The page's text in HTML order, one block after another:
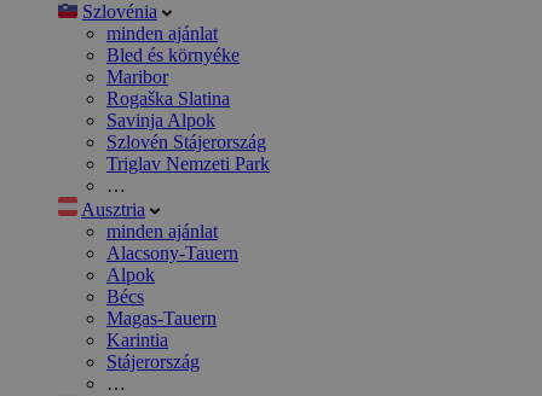
Szlovénia
minden ajánlat
Bled és környéke
Maribor
Rogaška Slatina
Savinja Alpok
Szlovén Stájerország
Triglav Nemzeti Park
…
Ausztria
minden ajánlat
Alacsony-Tauern
Alpok
Bécs
Magas-Tauern
Karintia
Stájerország
…